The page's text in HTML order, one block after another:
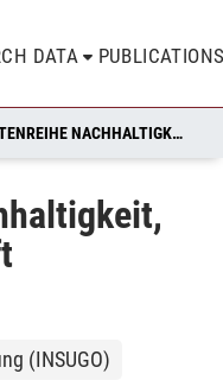
DATA
SCHRIFTENREIHE NACHHALTIGKEIT, POLITIK, GESELLSCHAFT
(INSUGO)